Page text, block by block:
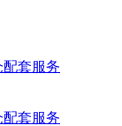
套服务
套服务